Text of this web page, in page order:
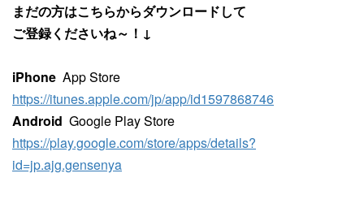
まだの方はこちらからダウンロードして
ご登録くださいね～！↓
iPhone App Store
https://itunes.apple.com/jp/app/id1597868746
Android Google Play Store
https://play.google.com/store/apps/details?
id=jp.ajg.gensenya